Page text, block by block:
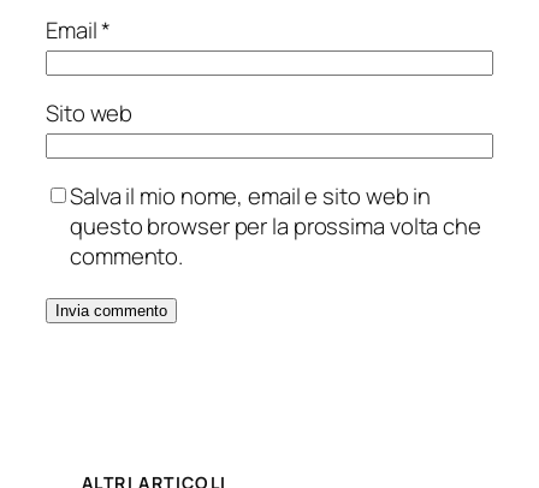
Email*
Sito web
Salva il mio nome, email e sito web in
questo browser per la prossima volta che
commento.
ALTRI ARTICOLI